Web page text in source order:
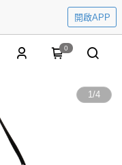
開啟APP
0
1/4